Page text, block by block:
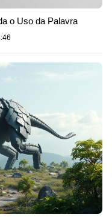
o Uso da Palavra